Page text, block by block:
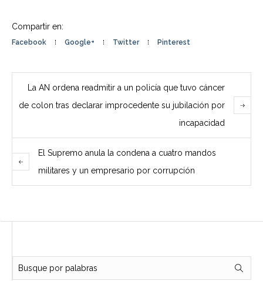
Compartir en:
Facebook Google+ Twitter Pinterest
La AN ordena readmitir a un policía que tuvo cáncer
de colon tras declarar improcedente su jubilación por
incapacidad
El Supremo anula la condena a cuatro mandos
militares y un empresario por corrupción